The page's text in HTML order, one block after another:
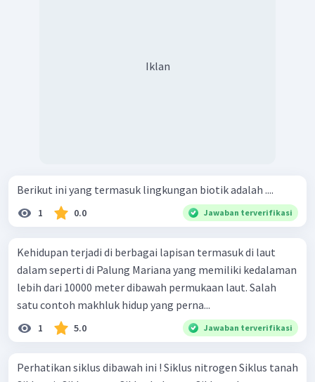
Iklan
Berikut ini yang termasuk lingkungan biotik adalah ....
1 0.0 Jawaban terverifikasi
Kehidupan terjadi di berbagai lapisan termasuk di laut
dalam seperti di Palung Mariana yang memiliki kedalaman
lebih dari 10000 meter dibawah permukaan laut. Salah
satu contoh makhluk hidup yang perna...
1 5.0 Jawaban terverifikasi
Perhatikan siklus dibawah ini ! Siklus nitrogen Siklus tanah